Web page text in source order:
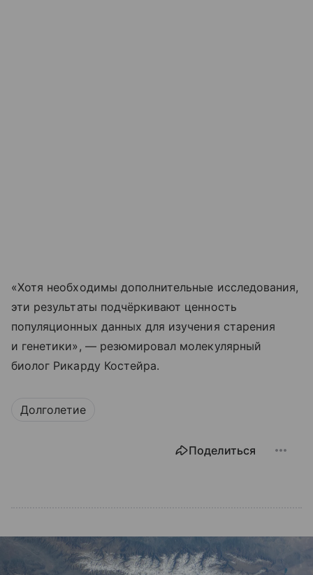
«Хотя необходимы дополнительные исследования,
эти результаты подчёркивают ценность
популяционных данных для изучения старения
и генетики», — резюмировал молекулярный
биолог Рикарду Костейра.
Долголетие
Поделиться